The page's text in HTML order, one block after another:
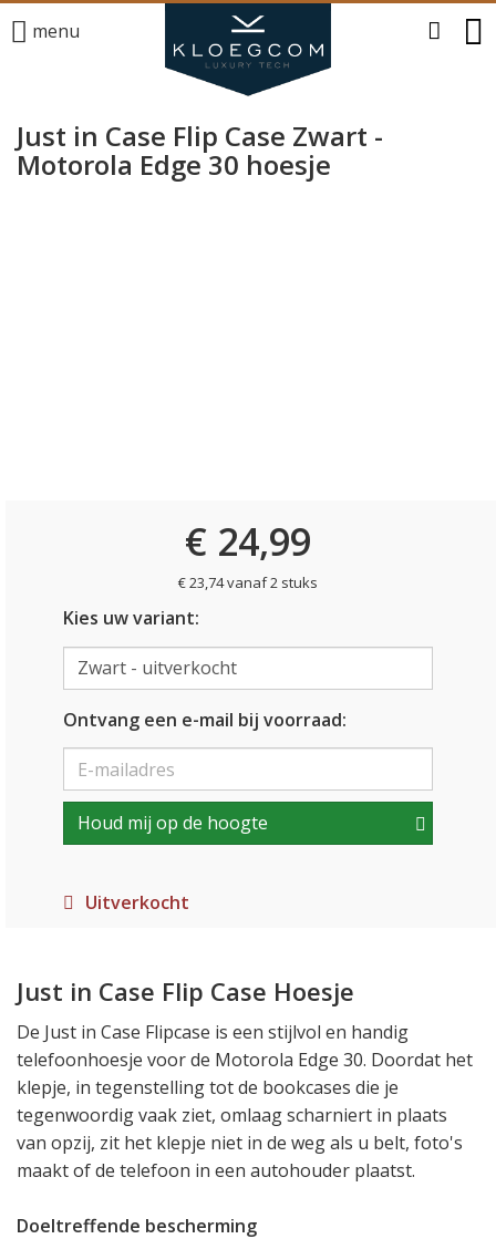
menu
Just in Case Flip Case Zwart -
Motorola Edge 30 hoesje
€ 24,99
€ 23,74 vanaf 2 stuks
Kies uw variant:
Ontvang een e-mail bij voorraad:
Houd mij op de hoogte
Uitverkocht
Just in Case Flip Case Hoesje
De Just in Case Flipcase is een stijlvol en handig
telefoonhoesje voor de Motorola Edge 30. Doordat het
klepje, in tegenstelling tot de bookcases die je
tegenwoordig vaak ziet, omlaag scharniert in plaats
van opzij, zit het klepje niet in de weg als u belt, foto's
maakt of de telefoon in een autohouder plaatst.
Doeltreffende bescherming